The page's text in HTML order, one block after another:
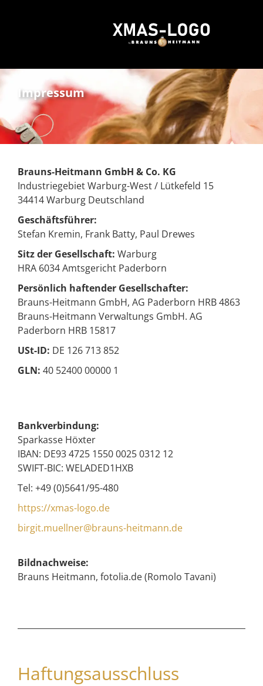
Impressum
Brauns-Heitmann GmbH & Co. KG
Industriegebiet Warburg-West / Lütkefeld 15
34414 Warburg Deutschland
Geschäftsführer:
Stefan Kremin, Frank Batty, Paul Drewes
Sitz der Gesellschaft: Warburg
HRA 6034 Amtsgericht Paderborn
Persönlich haftender Gesellschafter:
Brauns-Heitmann GmbH, AG Paderborn HRB 4863
Brauns-Heitmann Verwaltungs GmbH. AG
Paderborn HRB 15817
USt-ID: DE 126 713 852
GLN: 40 52400 00000 1
Bankverbindung:
Sparkasse Höxter
IBAN: DE93 4725 1550 0025 0312 12
SWIFT-BIC: WELADED1HXB
Tel: +49 (0)5641/95-480
https://xmas-logo.de
birgit.muellner@brauns-heitmann.de
Bildnachweise:
Brauns Heitmann, fotolia.de (Romolo Tavani)
Haftungsausschluss